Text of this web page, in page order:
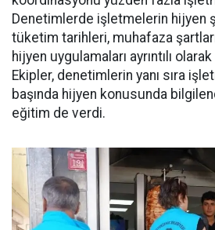
Denetimlerde işletmelerin hijyen
tüketim tarihleri, muhafaza
hijyen uygulamaları ayrıntılı
Ekipler, denetimlerin yanı sıra
başında hijyen konusunda
eğitim de verdi.